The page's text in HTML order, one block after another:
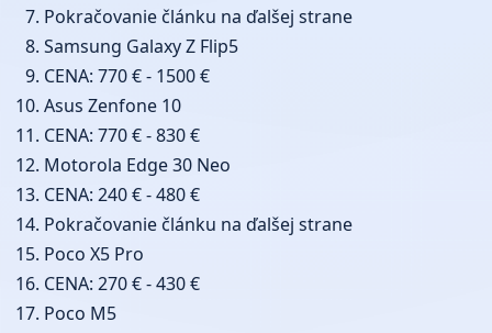
Pokračovanie článku na ďalšej strane
Samsung Galaxy Z Flip5
CENA: 770 € - 1500 €
Asus Zenfone 10
CENA: 770 € - 830 €
Motorola Edge 30 Neo
CENA: 240 € - 480 €
Pokračovanie článku na ďalšej strane
Poco X5 Pro
CENA: 270 € - 430 €
Poco M5